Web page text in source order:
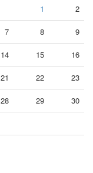
1 2
7 8 9
14 15 16
21 22 23
28 29 30